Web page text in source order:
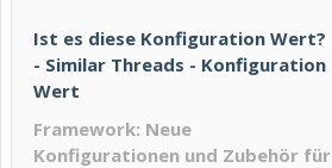
Ist es diese Konfiguration Wert?
- Similar Threads - Konfiguration
Wert
Framework: Neue
Konfigurationen und Zubehör für